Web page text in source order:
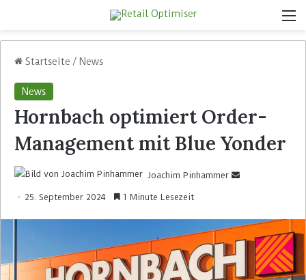
Startseite / News
News
Hornbach optimiert Order-
Management mit Blue Yonder
Joachim Pinhammer
25. September 2024 1 Minute Lesezeit